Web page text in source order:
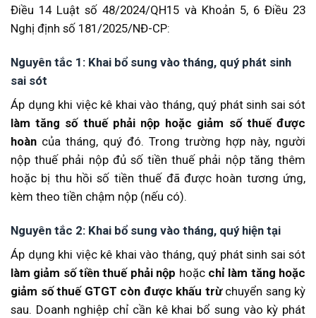
Điều 14 Luật số 48/2024/QH15 và Khoản 5, 6 Điều 23
Nghị định số 181/2025/NĐ-CP:
Nguyên tắc 1: Khai bổ sung vào tháng, quý phát sinh
sai sót
Áp dụng khi việc kê khai vào tháng, quý phát sinh sai sót
làm tăng số thuế phải nộp hoặc giảm số thuế được
hoàn của tháng, quý đó. Trong trường hợp này, người
nộp thuế phải nộp đủ số tiền thuế phải nộp tăng thêm
hoặc bị thu hồi số tiền thuế đã được hoàn tương ứng,
kèm theo tiền chậm nộp (nếu có).
Nguyên tắc 2: Khai bổ sung vào tháng, quý hiện tại
Áp dụng khi việc kê khai vào tháng, quý phát sinh sai sót
làm giảm số tiền thuế phải nộp hoặc chỉ làm tăng hoặc
giảm số thuế GTGT còn được khấu trừchuyển sang kỳ
sau. Doanh nghiệp chỉ cần kê khai bổ sung vào kỳ phát